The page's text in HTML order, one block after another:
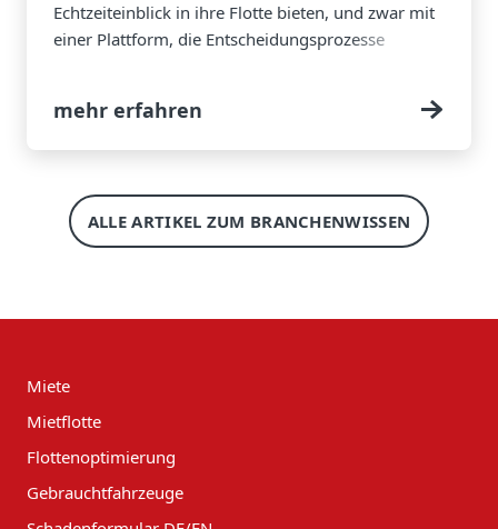
Echtzeiteinblick in ihre Flotte bieten, und zwar mit
einer Plattform, die Entscheidungsprozesse
mehr erfahren
ALLE ARTIKEL ZUM BRANCHENWISSEN
Miete
Mietflotte
Flottenoptimierung
Gebrauchtfahrzeuge